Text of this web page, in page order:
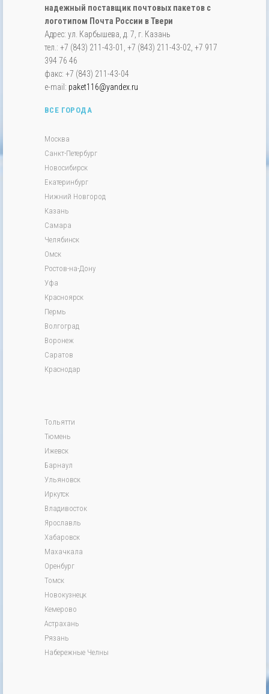
надежный поставщик почтовых пакетов с
логотипом Почта России в Твери
Адрес: ул. Карбышева, д. 7, г. Казань
тел.: +7 (843) 211-43-01, +7 (843) 211-43-02, +7 917
394 76 46
факс: +7 (843) 211-43-04
e-mail: paket116@yandex.ru
ВСЕ ГОРОДА
Москва
Санкт-Петербург
Новосибирск
Екатеринбург
Нижний Новгород
Казань
Самара
Челябинск
Омск
Ростов-на-Дону
Уфа
Красноярск
Пермь
Волгоград
Воронеж
Саратов
Краснодар
Тольятти
Тюмень
Ижевск
Барнаул
Ульяновск
Иркутск
Владивосток
Ярославль
Хабаровск
Махачкала
Оренбург
Томск
Новокузнецк
Кемерово
Астрахань
Рязань
Набережные Челны